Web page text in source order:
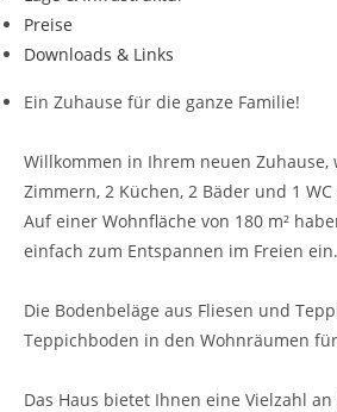
Preise
Downloads & Links
Ein Zuhause für die ganze Familie!
Willkommen in Ihrem neuen
Zimmern, 2 Küchen, 2 Bäder und 1
Auf einer Wohnfläche von 180 m²
einfach zum Entspannen im Freien ein.
Die Bodenbeläge aus Fliesen und
Teppichboden in den Wohnräumen
Das Haus bietet Ihnen eine Vielzahl